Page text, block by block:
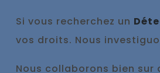
Si vous recherchez un
vos droits. Nous
Nous collaborons bien